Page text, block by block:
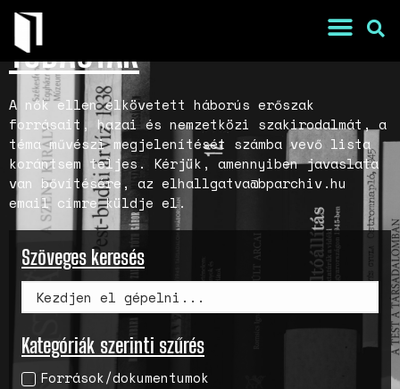
War Is a Male Game
Zweiter Weltkrieg: Sexuelle
Book of Sorrows: Kosovo War
TUDÁSTÁR
A nők ellen elkövetett háborús erőszak
forrásait, hazai és nemzetközi szakirodalmát, a
téma művészi megjelenítését számba vevő lista
korántsem teljes. Kérjük, amennyiben javaslata
van bővítésére, az elhallgatva@bparchiv.hu
email címre küldje el.
Szöveges keresés
Kategóriák szerinti szűrés
Források/dokumentumok